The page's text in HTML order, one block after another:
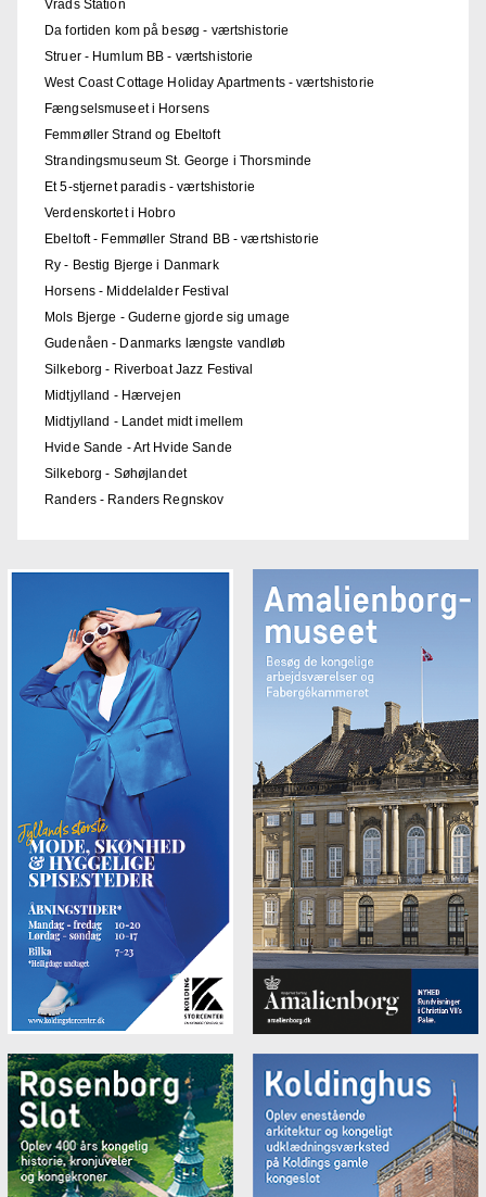
Vrads Station
Da fortiden kom på besøg - værtshistorie
Struer - Humlum BB - værtshistorie
West Coast Cottage Holiday Apartments - værtshistorie
Fængselsmuseet i Horsens
Femmøller Strand og Ebeltoft
Strandingsmuseum St. George i Thorsminde
Et 5-stjernet paradis - værtshistorie
Verdenskortet i Hobro
Ebeltoft - Femmøller Strand BB - værtshistorie
Ry - Bestig Bjerge i Danmark
Horsens - Middelalder Festival
Mols Bjerge - Guderne gjorde sig umage
Gudenåen - Danmarks længste vandløb
Silkeborg - Riverboat Jazz Festival
Midtjylland - Hærvejen
Midtjylland - Landet midt imellem
Hvide Sande - Art Hvide Sande
Silkeborg - Søhøjlandet
Randers - Randers Regnskov